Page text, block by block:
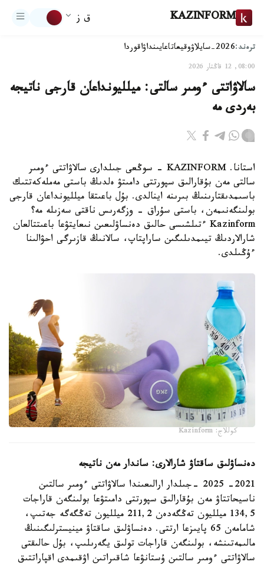
KAZINFORM ق ز
ترەند:2026-سايلاۋ وقيعاتاعايىنداۋاقوردا
08:00, 12 قاڭتار 2026
سالاۋاتتى ءومىر سالتى: ميلليونداعان قارجى ناتيجە
بەردى مە
استانا. KAZINFORM - سوڭعى جىلدارى سالاۋاتتى ءومىر
سالتى مەن بۇقارالىق سپورتتى دامىتۋ ەلدىڭ باستى مەملەكەتتىك
باسىمدىقتارىنىڭ بىرىنە اينالدى. بۇل باعىتقا ميلليونداعان قارجى
بولىنگەنىمەن، باستى سۇراق - وزگەرىس ناقتى سەزىلە مە؟
Kazinform ءتىلشىسى حالىق دەنساۋلىعىن نىعايتۋعا باعىتتالعان
شارالاردىڭ تيىمدىلىگىن ساراپتاپ، سالانىڭ قازىرگى احۋالىنا
ءۇڭىلدى.
كوللاج: Kazinform
دەنساۋلىق ساقتاۋ شارالارى: ساندار مەن ناتيجە
2021- 2025 -جىلدار ارالىعىندا سالاۋاتتى ءومىر سالتىن
ناسيحاتتاۋ مەن بۇقارالىق سپورتتى دامىتۋعا بولىنگەن قاراجات
134,5 ميلليون تەڭگەدەن 211,2 ميلليون تەڭگەگە جەتىپ،
شامامەن 65 پايىزعا ارتتى. دەنساۋلىق ساقتاۋ مينيسترلىگىنىڭ
مالىمەتىنشە، بولىنگەن قاراجات تولىق يگەرىلىپ، بۇل حالىقتى
سالاۋاتتى ءومىر سالتىن ۇستانۋعا شاقىراتىن اۋقىمدى اقپاراتتىق